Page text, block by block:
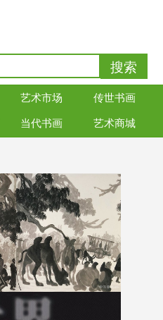
艺术市场 传世书画
当代书画 艺术商城